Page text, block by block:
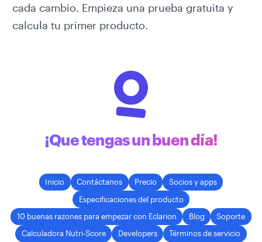
cada cambio. Empieza una prueba gratuita y
calcula tu primer producto.
¡Que tengas un buen día!
Inicio Contáctanos Precio
Socios y apps
Especificaciones del producto
10 buenas razones para empezar con Eclarion
Blog
Soporte
Calculadora Nutri-Score
Developers Términos de servicio